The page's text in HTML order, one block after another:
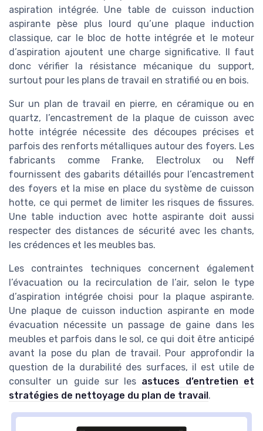
aspiration intégrée. Une table de cuisson induction
aspirante pèse plus lourd qu’une plaque induction
classique, car le bloc de hotte intégrée et le moteur
d’aspiration ajoutent une charge significative. Il faut
donc vérifier la résistance mécanique du support,
surtout pour les plans de travail en stratifié ou en bois.
Sur un plan de travail en pierre, en céramique ou en
quartz, l’encastrement de la plaque de cuisson avec
hotte intégrée nécessite des découpes précises et
parfois des renforts métalliques autour des foyers. Les
fabricants comme Franke, Electrolux ou Neff
fournissent des gabarits détaillés pour l’encastrement
des foyers et la mise en place du système de cuisson
hotte, ce qui permet de limiter les risques de fissures.
Une table induction avec hotte aspirante doit aussi
respecter des distances de sécurité avec les chants,
les crédences et les meubles bas.
Les contraintes techniques concernent également
l’évacuation ou la recirculation de l’air, selon le type
d’aspiration intégrée choisi pour la plaque aspirante.
Une plaque de cuisson induction aspirante en mode
évacuation nécessite un passage de gaine dans les
meubles et parfois dans le sol, ce qui doit être anticipé
avant la pose du plan de travail. Pour approfondir la
question de la durabilité des surfaces, il est utile de
consulter un guide sur les astuces d’entretien et
stratégies de nettoyage du plan de travail.